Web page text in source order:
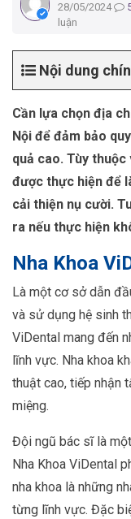
28/05/2024
luận
Nội dung
Cần lựa chọn địa
Nội để đảm bảo
quả cao. Tùy
được thực hiện để
cải thiện nụ cười.
ra nếu thực hiện
Nha Khoa
Là một cơ sở dẫn
và sử dụng hệ sinh
ViDental mang đến
lĩnh vực. Nha khoa
thuật cao, tiếp nhận
miệng.
Đội ngũ bác sĩ là
Nha Khoa ViDental
nha khoa là những
từng lĩnh vực. Đặc